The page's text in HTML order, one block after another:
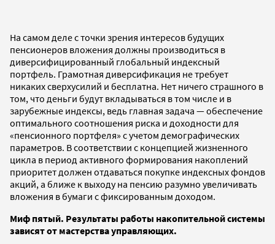
На самом деле с точки зрения интересов будущих
пенсионеров вложения должны производиться в
диверсифицированный глобальный индексный
портфель. Грамотная диверсификация не требует
никаких сверхусилий и бесплатна. Нет ничего страшного в
том, что деньги будут вкладываться в том числе и в
зарубежные индексы, ведь главная задача — обеспечение
оптимального соотношения риска и доходности для
«пенсионного портфеля» с учетом демографических
параметров. В соответствии с концепцией жизненного
цикла в период активного формирования накоплений
приоритет должен отдаваться покупке индексных фондов
акций, а ближе к выходу на пенсию разумно увеличивать
вложения в бумаги с фиксированным доходом.
Миф пятый. Результаты работы накопительной системы
зависят от мастерства управляющих.